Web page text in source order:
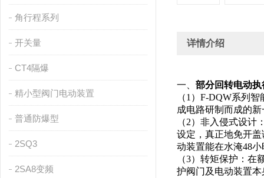
角行程系列
开关量
CT4隔爆
精小型阀门电动装置
普通防爆型
2SQ3
2SA8变频
详情介绍
一、 部分回转电动执
（1）F-DQW系列
成电路研制而成的
（2）非入侵式设
设定，真正地免开
动装置能在水淹48
（3）转矩保护：
护阀门及电动装置